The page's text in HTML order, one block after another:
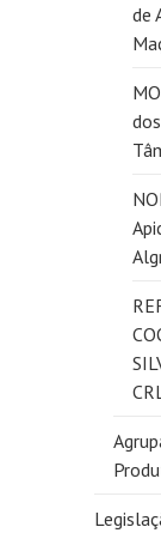
de